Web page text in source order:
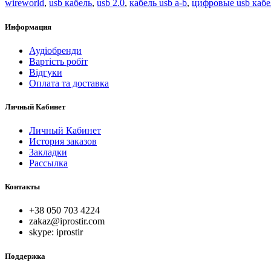
wireworld, usb кабель, usb 2.0, кабель usb a-b, цифровые usb
Информация
Аудіобренди
Вартість робіт
Відгуки
Оплата та доставка
Личный Кабинет
Личный Кабинет
История заказов
Закладки
Рассылка
Контакты
+38 050 703 4224
zakaz@iprostir.com
skype: iprostir
Поддержка